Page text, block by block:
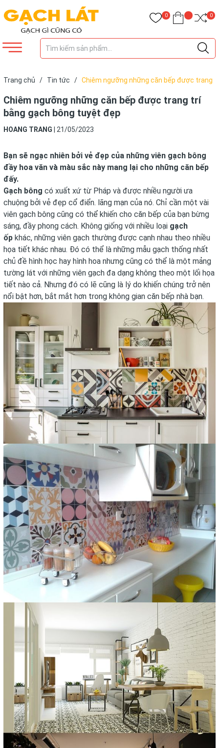
0 0
Trang chủ / Tin tức / Chiêm ngưỡng những căn bếp được trang
Chiêm ngưỡng những căn bếp được trang trí
bằng gạch bông tuyệt đẹp
HOANG TRANG 21/05/2023
Bạn sẽ ngạc nhiên bởi vẻ đẹp của những viên gạch bông
đầy hoa văn và màu sắc này mang lại cho những căn bếp
đấy.
Gạch bông có xuất xứ từ Pháp và được nhiều người ưa
chuộng bởi vẻ đẹp cổ điển. lãng mạn của nó. Chỉ cần một vài
viên gạch bông cũng có thể khiến cho căn bếp của bạn bừng
sáng, đầy phong cách. Không giống với nhiều loại gạch
ốp khác, những viên gạch thường được cạnh nhau theo nhiều
họa tiết khác nhau. Đó có thể là những mẫu gạch thống nhất
chủ đề hình học hay hình hoa nhưng cũng có thể là một mảng
tường lát với những viên gạch đa dạng không theo một lối họa
tiết nào cả. Nhưng đó có lẽ cũng là lý do khiến chúng trở nên
nổi bật hơn, bắt mắt hơn trong không gian căn bếp nhà bạn.